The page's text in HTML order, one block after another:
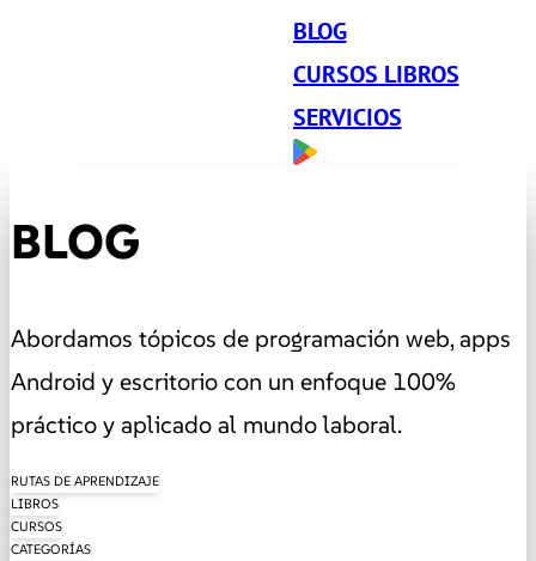
BLOG
CURSOS LIBROS
SERVICIOS
BLOG
Abordamos tópicos de programación web, apps
Android y escritorio con un enfoque 100%
práctico y aplicado al mundo laboral.
RUTAS DE APRENDIZAJE
LIBROS
CURSOS
CATEGORÍAS